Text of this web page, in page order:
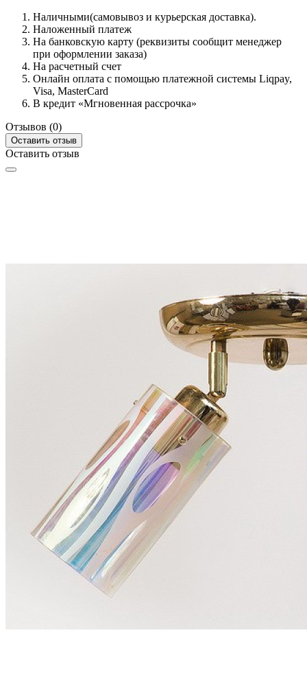
Наличными(самовывоз и курьерская доставка).
Наложенный платеж
На банковскую карту (реквизиты сообщит менеджер
при оформлении заказа)
На расчетный счет
Онлайн оплата с помощью платежной системы Liqpay,
Visa, MasterCard
В кредит «Мгновенная рассрочка»
Отзывов (0)
Оставить отзыв
Оставить отзыв